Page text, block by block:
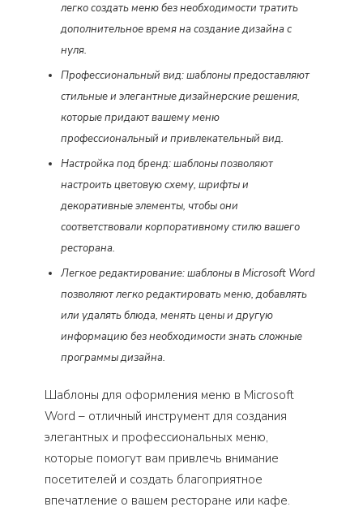
легко создать меню без необходимости тратить
дополнительное время на создание дизайна с
нуля.
Профессиональный вид: шаблоны предоставляют
стильные и элегантные дизайнерские решения,
которые придают вашему меню
профессиональный и привлекательный вид.
Настройка под бренд: шаблоны позволяют
настроить цветовую схему, шрифты и
декоративные элементы, чтобы они
соответствовали корпоративному стилю вашего
ресторана.
Легкое редактирование: шаблоны в Microsoft Word
позволяют легко редактировать меню, добавлять
или удалять блюда, менять цены и другую
информацию без необходимости знать сложные
программы дизайна.
Шаблоны для оформления меню в Microsoft
Word – отличный инструмент для создания
элегантных и профессиональных меню,
которые помогут вам привлечь внимание
посетителей и создать благоприятное
впечатление о вашем ресторане или кафе.